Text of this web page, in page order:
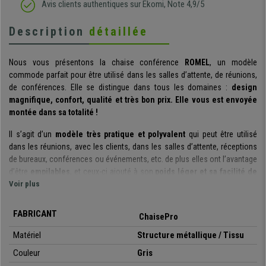
Avis clients authentiques sur Ekomi, Note 4,9/5
Description détaillée
Nous vous présentons la chaise conférence ROMEL, un modèle
commode parfait pour être utilisé dans les salles d’attente, de réunions,
de conférences. Elle se distingue dans tous les domaines : design
magnifique, confort, qualité et très bon prix. Elle vous est envoyée
montée dans sa totalité !
Il s’agit d’un modèle très pratique et polyvalent qui peut être utilisé
dans les réunions, avec les clients, dans les salles d’attente, réceptions
de bureaux, conférences ou événements, etc. de plus elles ont l’avantage
d’être
empilables , et ceux-ci ajouté à son
poids léger et sa facilité de
maniement
permettent à cette chaise de sortir du lot par son confort. De cette
manière, vous garantissez à vos visites ou clients qu’ils se sentent à
Voir plus
FABRICANT
ChaisePro
Matériel
Structure métallique / Tissu
Couleur
Gris